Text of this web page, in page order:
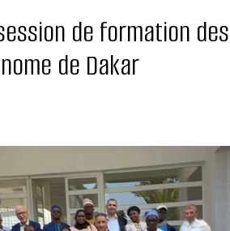
Écoles
de formation des
de Dakar